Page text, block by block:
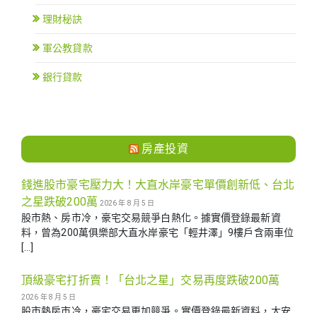
理財秘訣
軍公教貸款
銀行貸款
房產投資
錢進股市豪宅壓力大！大直水岸豪宅單價創新低、台北
之星跌破200萬 2026 年 8 月 5 日
股市熱、房市冷，豪宅交易競爭白熱化。據實價登錄最新資
料，曾為200萬俱樂部大直水岸豪宅「輕井澤」9樓戶含兩車位
[…]
頂級豪宅打折賣！「台北之星」交易再度跌破200萬
2026 年 8 月 5 日
股市熱房市冷，豪宅交易更加競爭。實價登錄最新資料，大安